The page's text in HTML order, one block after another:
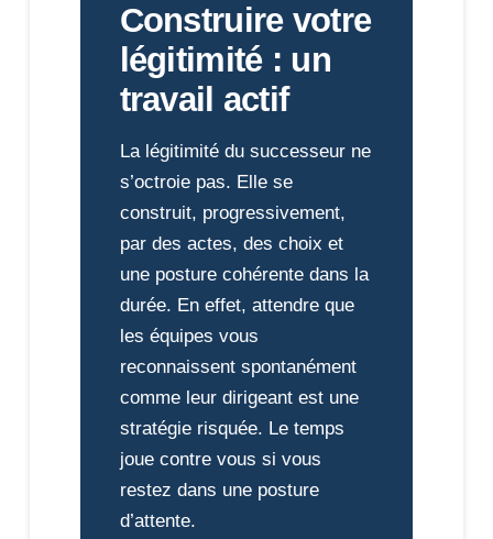
Construire votre
légitimité : un
travail actif
La légitimité du successeur ne
s’octroie pas. Elle se
construit, progressivement,
par des actes, des choix et
une posture cohérente dans la
durée. En effet, attendre que
les équipes vous
reconnaissent spontanément
comme leur dirigeant est une
stratégie risquée. Le temps
joue contre vous si vous
restez dans une posture
d’attente.